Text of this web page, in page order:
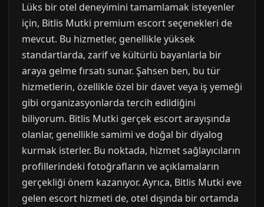
Lüks bir otel deneyimini tamamlamak isteyenler
için, Bitlis Mutki premium escort seçenekleri de
mevcut. Bu hizmetler, genellikle yüksek
standartlarda, zarif ve kültürlü bayanlarla bir
araya gelme fırsatı sunar. Şahsen ben, bu tür
hizmetlerin, özellikle özel bir davet veya iş yemeği
gibi organizasyonlarda tercih edildiğini
biliyorum. Bitlis Mutki gerçek escort arayışında
olanlar, genellikle samimi ve doğal bir diyalog
kurmak isterler. Bu noktada, hizmet sağlayıcıların
profillerindeki fotoğrafların ve açıklamaların
gerçekliği önem kazanıyor. Ayrıca, Bitlis Mutki eve
gelen escort hizmeti de, otel dışında bir ortamda